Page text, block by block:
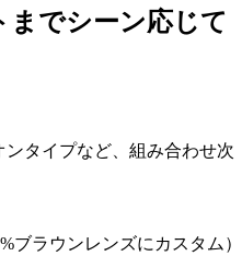
でシーン応じて
タイプなど、組み合わせ次
ブラウンレンズにカスタム）